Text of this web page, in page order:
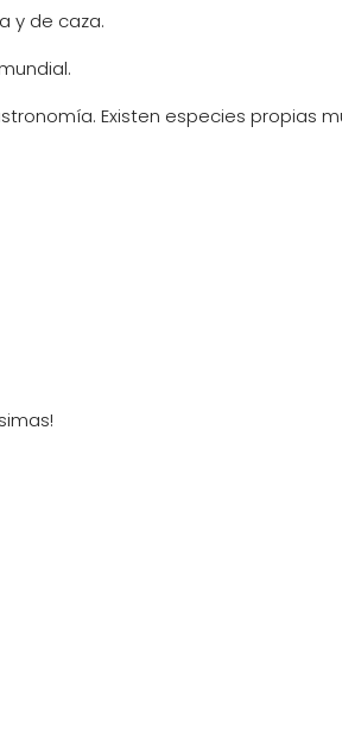
y de caza.
Existen especies propias